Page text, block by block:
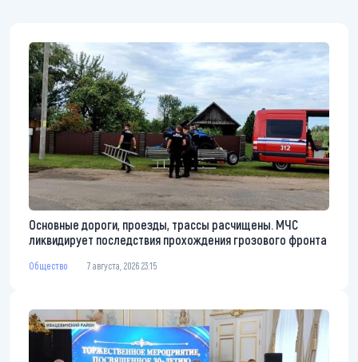
Основные дороги, проезды, трассы расчищены. МЧС
ликвидирует последствия прохождения грозового фронта
Общество 7 августа, 2026 23:15